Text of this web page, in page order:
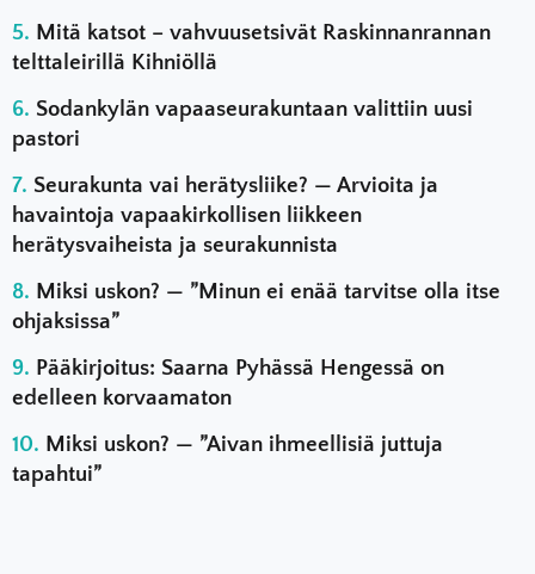
Mitä katsot – vahvuusetsivät Raskinnanrannan
telttaleirillä Kihniöllä
Sodankylän vapaaseurakuntaan valittiin uusi
pastori
Seurakunta vai herätysliike? — Arvioita ja
havaintoja vapaakirkollisen liikkeen
herätysvaiheista ja seurakunnista
Miksi uskon? — ”Minun ei enää tarvitse olla itse
ohjaksissa”
Pääkirjoitus: Saarna Pyhässä Hengessä on
edelleen korvaamaton
Miksi uskon? — ”Aivan ihmeellisiä juttuja
tapahtui”